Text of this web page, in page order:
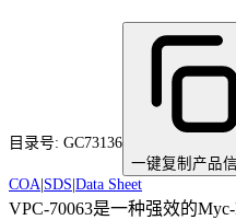
目录号: GC73136
一键复制产品
COA SDS Data Sheet
VPC-70063是一种强效的